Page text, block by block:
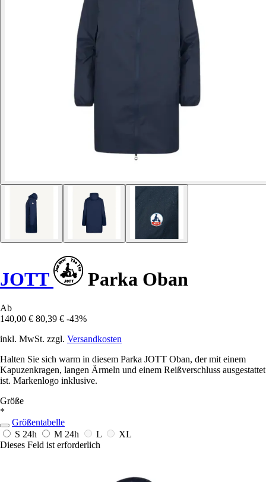
JOTT Parka Oban
Ab
140,00 € 80,39 € -43%
inkl. MwSt. zzgl. Versandkosten
Halten Sie sich warm in diesem Parka JOTT Oban, der mit einem
Kapuzenkragen, langen Ärmeln und einem Reißverschluss ausgestattet
ist. Markenlogo inklusive.
Größe
*
Größentabelle
S 24h M 24h L
XL
Dieses Feld ist erforderlich